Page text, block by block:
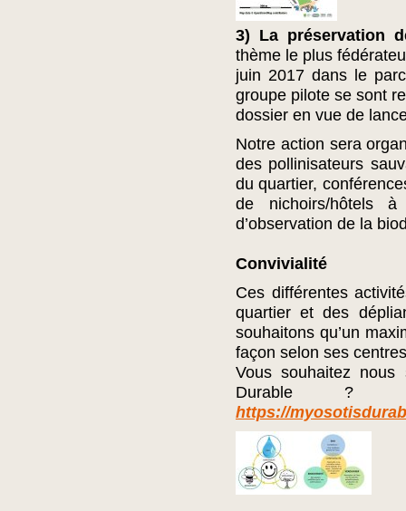
3) La préservation
thème le plus
juin 2017 dans le
groupe pilote se sont
dossier en vue de
Notre action sera
des pollinisateurs
du quartier,
de nichoirs/hôtels
d’observation de la
Convivialité
Ces différentes
quartier et des
souhaitons qu’un
façon selon ses
Vous souhaitez
Durable ?
https://